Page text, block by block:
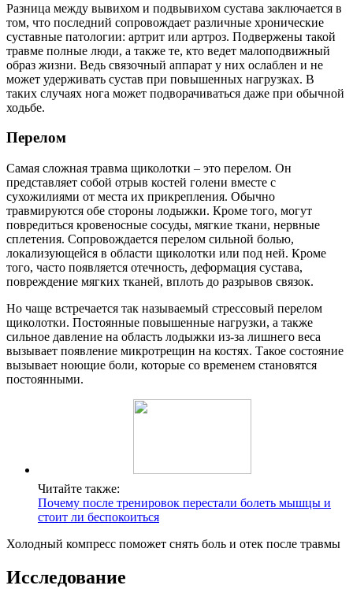
Разница между вывихом и подвывихом сустава заключается в
том, что последний сопровождает различные хронические
суставные патологии: артрит или артроз. Подвержены такой
травме полные люди, а также те, кто ведет малоподвижный
образ жизни. Ведь связочный аппарат у них ослаблен и не
может удерживать сустав при повышенных нагрузках. В
таких случаях нога может подворачиваться даже при обычной
ходьбе.
Перелом
Самая сложная травма щиколотки – это перелом. Он
представляет собой отрыв костей голени вместе с
сухожилиями от места их прикрепления. Обычно
травмируются обе стороны лодыжки. Кроме того, могут
повредиться кровеносные сосуды, мягкие ткани, нервные
сплетения. Сопровождается перелом сильной болью,
локализующейся в области щиколотки или под ней. Кроме
того, часто появляется отечность, деформация сустава,
повреждение мягких тканей, вплоть до разрывов связок.
Но чаще встречается так называемый стрессовый перелом
щиколотки. Постоянные повышенные нагрузки, а также
сильное давление на область лодыжки из-за лишнего веса
вызывает появление микротрещин на костях. Такое состояние
вызывает ноющие боли, которые со временем становятся
постоянными.
Читайте также:
Почему после тренировок перестали болеть мышцы и
стоит ли беспокоиться
Холодный компресс поможет снять боль и отек после травмы
Исследование